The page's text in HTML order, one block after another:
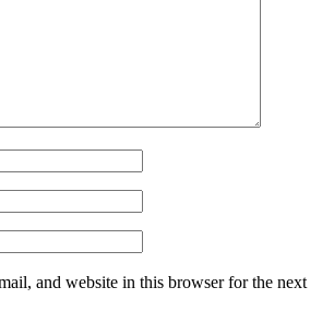
and website in this browser for the next